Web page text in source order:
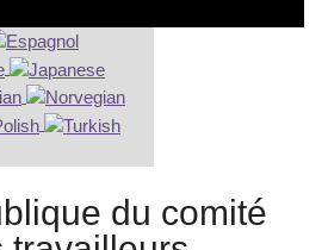
du comité